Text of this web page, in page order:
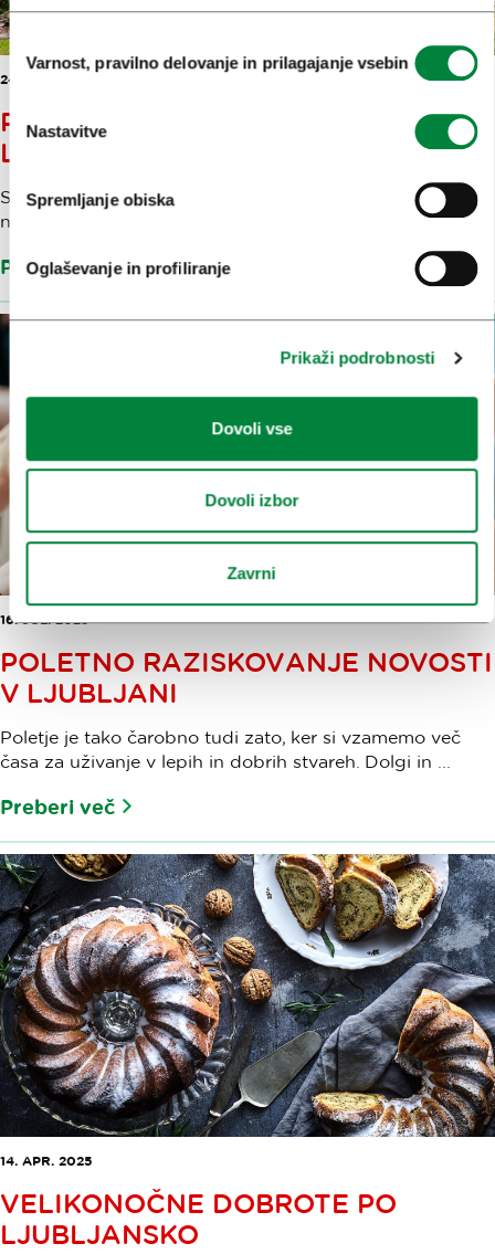
Izbira
soglasja
Varnost, pravilno delovanje in prilagajanje vsebin
Nastavitve
Spremljanje obiska
Oglaševanje in profiliranje
Prikaži podrobnosti
Dovoli vse
Dovoli izbor
Zavrni
24. JUL. 2025
POLETNI OKUSNI DOGODKI V
LJUBLJANI
Stara slovenska popevka pravi, da ‘bela Ljubljana nikdar
ni zaspana’ in tudi poleti je to še kako res! Bari, pivnice, ...
Preberi več
16. JUL. 2025
POLETNO RAZISKOVANJE NOVOSTI
V LJUBLJANI
Poletje je tako čarobno tudi zato, ker si vzamemo več
časa za uživanje v lepih in dobrih stvareh. Dolgi in ...
Preberi več
14. APR. 2025
VELIKONOČNE DOBROTE PO
LJUBLJANSKO